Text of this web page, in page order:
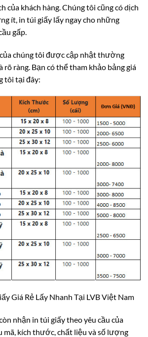
của khách hàng. Chúng tôi cũng có dịch
ít, in túi giấy lấy ngay cho những
gấp.
chúng tôi được cập nhật thường
rõ ràng. Bạn có thể tham khảo bảng giá
tôi tại đây:
Giá Rẻ Lấy Nhanh Tại LVB Việt Nam
nhận in túi giấy theo yêu cầu của
mã, kích thước, chất liệu và số lượng